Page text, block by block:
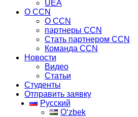
UEA
О CCN
О CCN
партнеры ССN
Стать партнером CCN
Команда ССN
Новости
Видео
Статьи
Студенты
Отправить заявку
Русский
Oʻzbek